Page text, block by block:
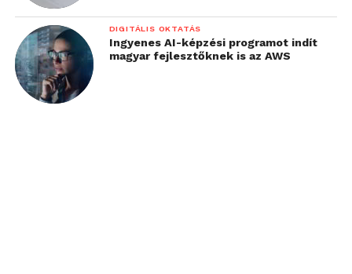
DIGITÁLIS OKTATÁS
Ingyenes AI-képzési programot indít
magyar fejlesztőknek is az AWS